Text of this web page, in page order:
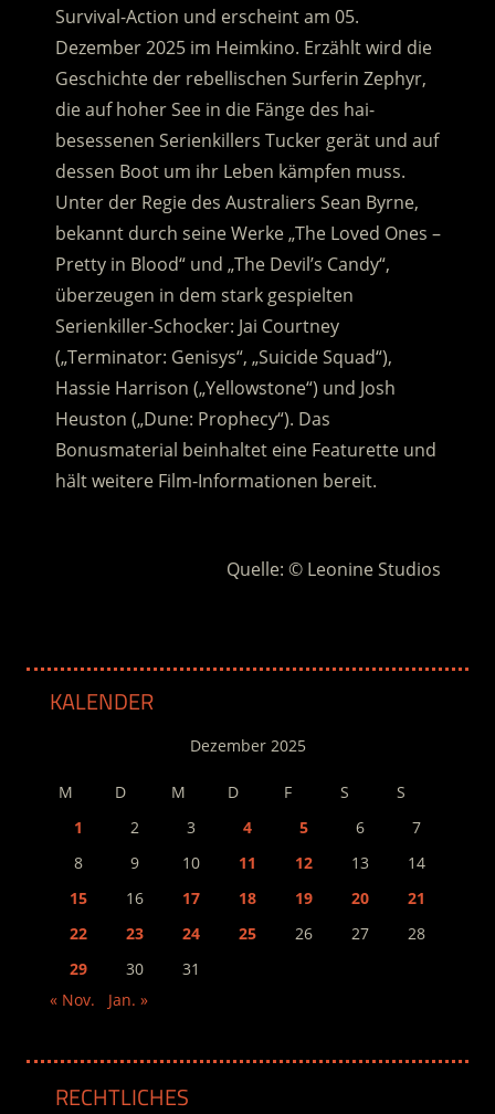
Survival-Action und erscheint am 05.
Dezember 2025 im Heimkino. Erzählt wird die
Geschichte der rebellischen Surferin Zephyr,
die auf hoher See in die Fänge des hai-
besessenen Serienkillers Tucker gerät und auf
dessen Boot um ihr Leben kämpfen muss.
Unter der Regie des Australiers Sean Byrne,
bekannt durch seine Werke „The Loved Ones –
Pretty in Blood“ und „The Devil’s Candy“,
überzeugen in dem stark gespielten
Serienkiller-Schocker: Jai Courtney
(„Terminator: Genisys“, „Suicide Squad“),
Hassie Harrison („Yellowstone“) und Josh
Heuston („Dune: Prophecy“). Das
Bonusmaterial beinhaltet eine Featurette und
hält weitere Film-Informationen bereit.
Quelle: © Leonine Studios
KALENDER
Dezember 2025
M D M D F S
S
1
2 3 4 5 6
7
8
9 10 11 12 13
14
15
16 17 18 19 20
21
22
23 24 25 26 27
28
29
30
31
« Nov.
Jan. »
RECHTLICHES